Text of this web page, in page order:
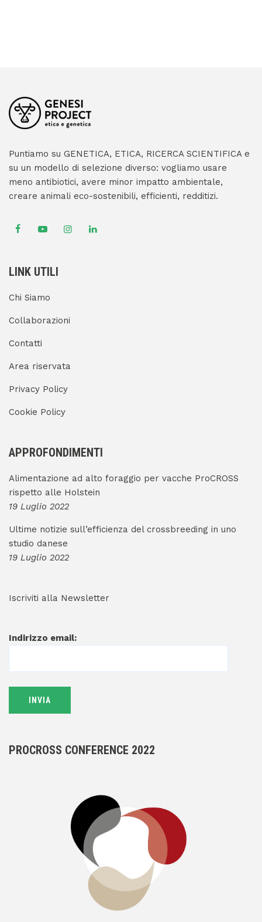
Puntiamo su GENETICA, ETICA, RICERCA SCIENTIFICA e
su un modello di selezione diverso: vogliamo usare
meno antibiotici, avere minor impatto ambientale,
creare animali eco-sostenibili, efficienti, redditizi.
LINK UTILI
Chi Siamo
Collaborazioni
Contatti
Area riservata
Privacy Policy
Cookie Policy
APPROFONDIMENTI
Alimentazione ad alto foraggio per vacche ProCROSS
rispetto alle Holstein
19 Luglio 2022
Ultime notizie sull’efficienza del crossbreeding in uno
studio danese
19 Luglio 2022
Iscriviti alla Newsletter
Indirizzo email:
PROCROSS CONFERENCE 2022